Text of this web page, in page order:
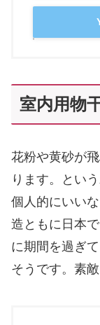
室内用物
花粉や黄砂が
ります。とい
個人的にいい
造ともに日本
に期間を過ぎ
そうです。素敵